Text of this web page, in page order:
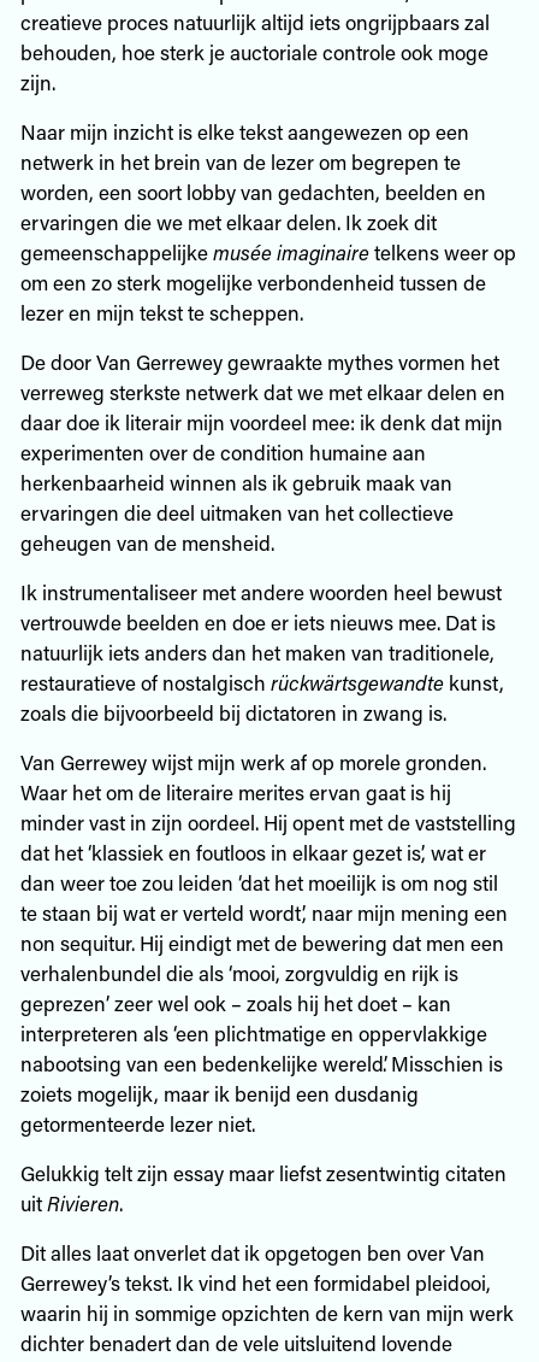
creatieve proces natuurlijk altijd iets ongrijpbaars zal
behouden, hoe sterk je auctoriale controle ook moge
zijn.
Naar mijn inzicht is elke tekst aangewezen op een
netwerk in het brein van de lezer om begrepen te
worden, een soort lobby van gedachten, beelden en
ervaringen die we met elkaar delen. Ik zoek dit
gemeenschappelijkemusée imaginairetelkens weer op
om een zo sterk mogelijke verbondenheid tussen de
lezer en mijn tekst te scheppen.
De door Van Gerrewey gewraakte mythes vormen het
verreweg sterkste netwerk dat we met elkaar delen en
daar doe ik literair mijn voordeel mee: ik denk dat mijn
experimenten over de condition humaine aan
herkenbaarheid winnen als ik gebruik maak van
ervaringen die deel uitmaken van het collectieve
geheugen van de mensheid.
Ik instrumentaliseer met andere woorden heel bewust
vertrouwde beelden en doe er iets nieuws mee. Dat is
natuurlijk iets anders dan het maken van traditionele,
restauratieve of nostalgisch rückwärtsgewandtekunst,
zoals die bijvoorbeeld bij dictatoren in zwang is.
Van Gerrewey wijst mijn werk af op morele gronden.
Waar het om de literaire merites ervan gaat is hij
minder vast in zijn oordeel. Hij opent met de vaststelling
dat het ‘klassiek en foutloos in elkaar gezet is’, wat er
dan weer toe zou leiden ‘dat het moeilijk is om nog stil
te staan bij wat er verteld wordt’, naar mijn mening een
non sequitur. Hij eindigt met de bewering dat men een
verhalenbundel die als ‘mooi, zorgvuldig en rijk is
geprezen’ zeer wel ook – zoals hij het doet – kan
interpreteren als ‘een plichtmatige en oppervlakkige
nabootsing van een bedenkelijke wereld’. Misschien is
zoiets mogelijk, maar ik benijd een dusdanig
getormenteerde lezer niet.
Gelukkig telt zijn essay maar liefst zesentwintig citaten
uitRivieren.
Dit alles laat onverlet dat ik opgetogen ben over Van
Gerrewey’s tekst. Ik vind het een formidabel pleidooi,
waarin hij in sommige opzichten de kern van mijn werk
dichter benadert dan de vele uitsluitend lovende